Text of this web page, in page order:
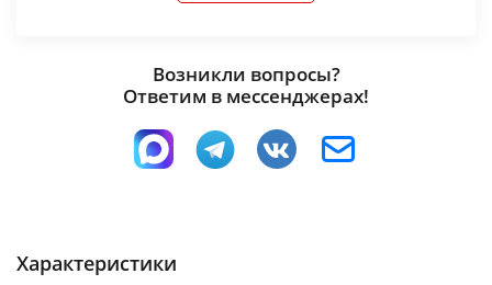
Возникли вопросы?
Ответим в мессенджерах!
Характеристики